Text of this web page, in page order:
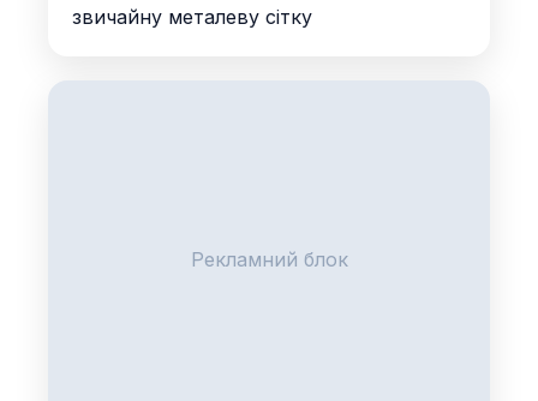
звичайну металеву сітку
Рекламний блок